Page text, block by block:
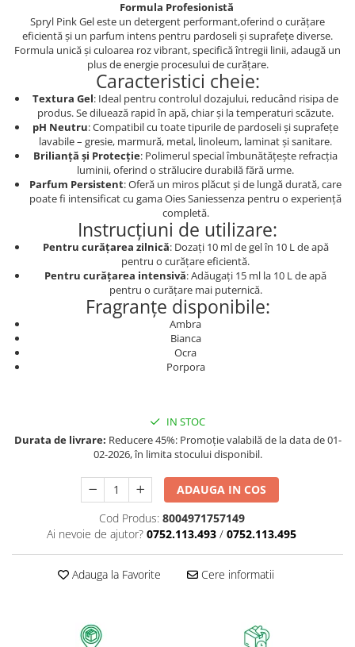
Formula Profesionistă
Spryl Pink Gel este un detergent performant,oferind o curățare
eficientă și un parfum intens pentru pardoseli și suprafețe diverse.
Formula unică și culoarea roz vibrant, specifică întregii linii, adaugă un
plus de energie procesului de curățare.
Caracteristici cheie:
Textura Gel: Ideal pentru controlul dozajului, reducând risipa de
produs. Se diluează rapid în apă, chiar și la temperaturi scăzute.
pH Neutru: Compatibil cu toate tipurile de pardoseli și suprafețe
lavabile – gresie, marmură, metal, linoleum, laminat și sanitare.
Brilianță și Protecție: Polimerul special îmbunătățește refracția
luminii, oferind o strălucire durabilă fără urme.
Parfum Persistent: Oferă un miros plăcut și de lungă durată, care
poate fi intensificat cu gama Oies Saniessenza pentru o experiență
completă.
Instrucțiuni de utilizare:
Pentru curățarea zilnică: Dozați 10 ml de gel în 10 L de apă
pentru o curățare eficientă.
Pentru curățarea intensivă: Adăugați 15 ml la 10 L de apă
pentru o curățare mai puternică.
Fragranțe disponibile:
Ambra
Bianca
Ocra
Porpora
IN STOC
Durata de livrare: Reducere 45%: Promoție valabilă de la data de 01-
02-2026, în limita stocului disponibil.
ADAUGA IN COS
Cod Produs: 8004971757149
Ai nevoie de ajutor? 0752.113.493 / 0752.113.495
Adauga la Favorite Cere informatii